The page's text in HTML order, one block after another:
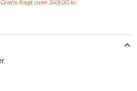
Gratis fragt over 349,00 kr.